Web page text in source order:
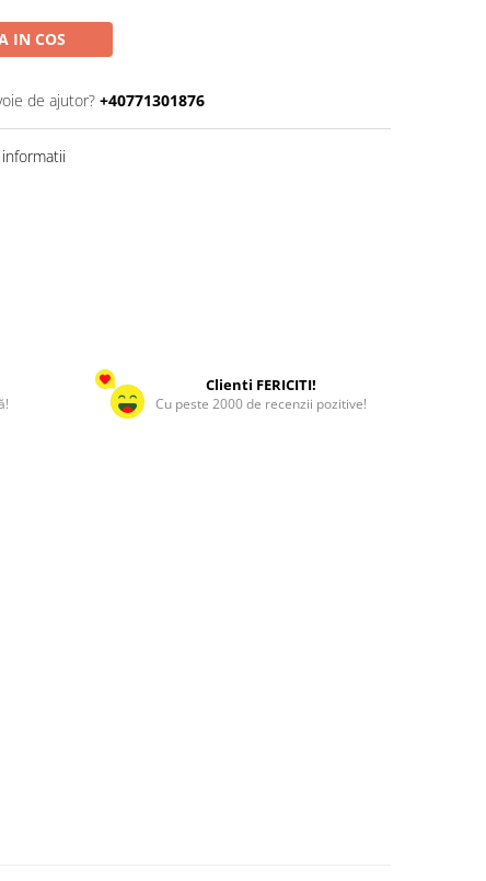
IN COS
de ajutor? +40771301876
Clienti FERICITI!
Cu peste 2000 de recenzii pozitive!